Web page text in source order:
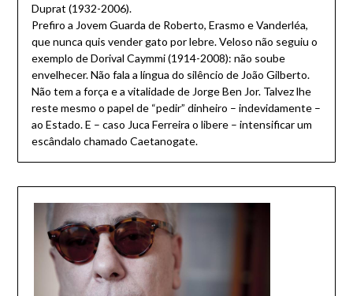
Duprat (1932-2006).
Prefiro a Jovem Guarda de Roberto, Erasmo e Vanderléa,
que nunca quis vender gato por lebre. Veloso não seguiu o
exemplo de Dorival Caymmi (1914-2008): não soube
envelhecer. Não fala a língua do silêncio de João Gilberto.
Não tem a força e a vitalidade de Jorge Ben Jor. Talvez lhe
reste mesmo o papel de “pedir” dinheiro – indevidamente –
ao Estado. E – caso Juca Ferreira o libere – intensificar um
escândalo chamado Caetanogate.